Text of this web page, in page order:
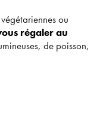
ou
régaler au
de poisson,